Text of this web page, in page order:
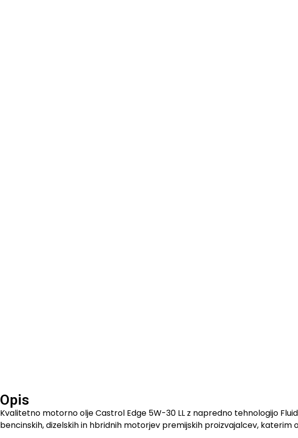
Opis
Kvalitetno motorno olje Castrol Edge 5W-30 LL z napredno tehnologijo
bencinskih, dizelskih in hbridnih motorjev premijskih proizvajalcev,